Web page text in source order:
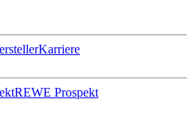
Karriere
REWE Prospekt